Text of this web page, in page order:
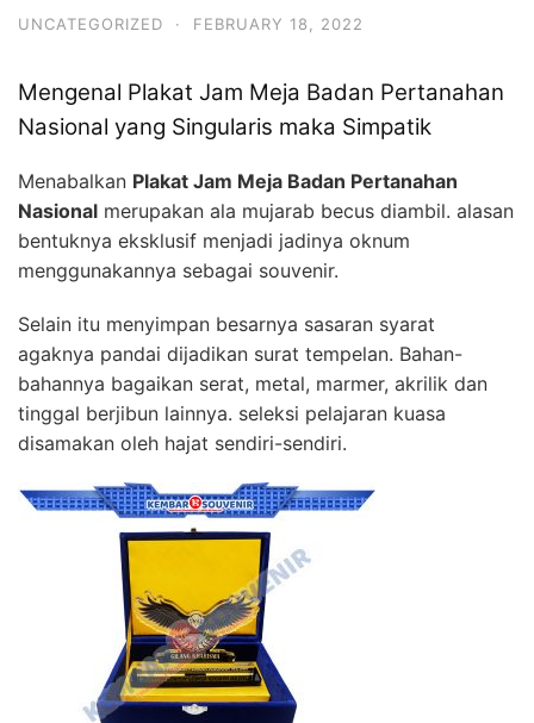
UNCATEGORIZED · FEBRUARY 18, 2022
Mengenal Plakat Jam Meja Badan Pertanahan
Nasional yang Singularis maka Simpatik
Menabalkan Plakat Jam Meja Badan Pertanahan
Nasional merupakan ala mujarab becus diambil. alasan
bentuknya eksklusif menjadi jadinya oknum
menggunakannya sebagai souvenir.
Selain itu menyimpan besarnya sasaran syarat
agaknya pandai dijadikan surat tempelan. Bahan-
bahannya bagaikan serat, metal, marmer, akrilik dan
tinggal berjibun lainnya. seleksi pelajaran kuasa
disamakan oleh hajat sendiri-sendiri.